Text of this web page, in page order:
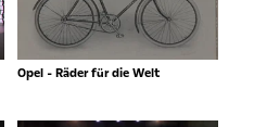
Opel - Räder für die Welt